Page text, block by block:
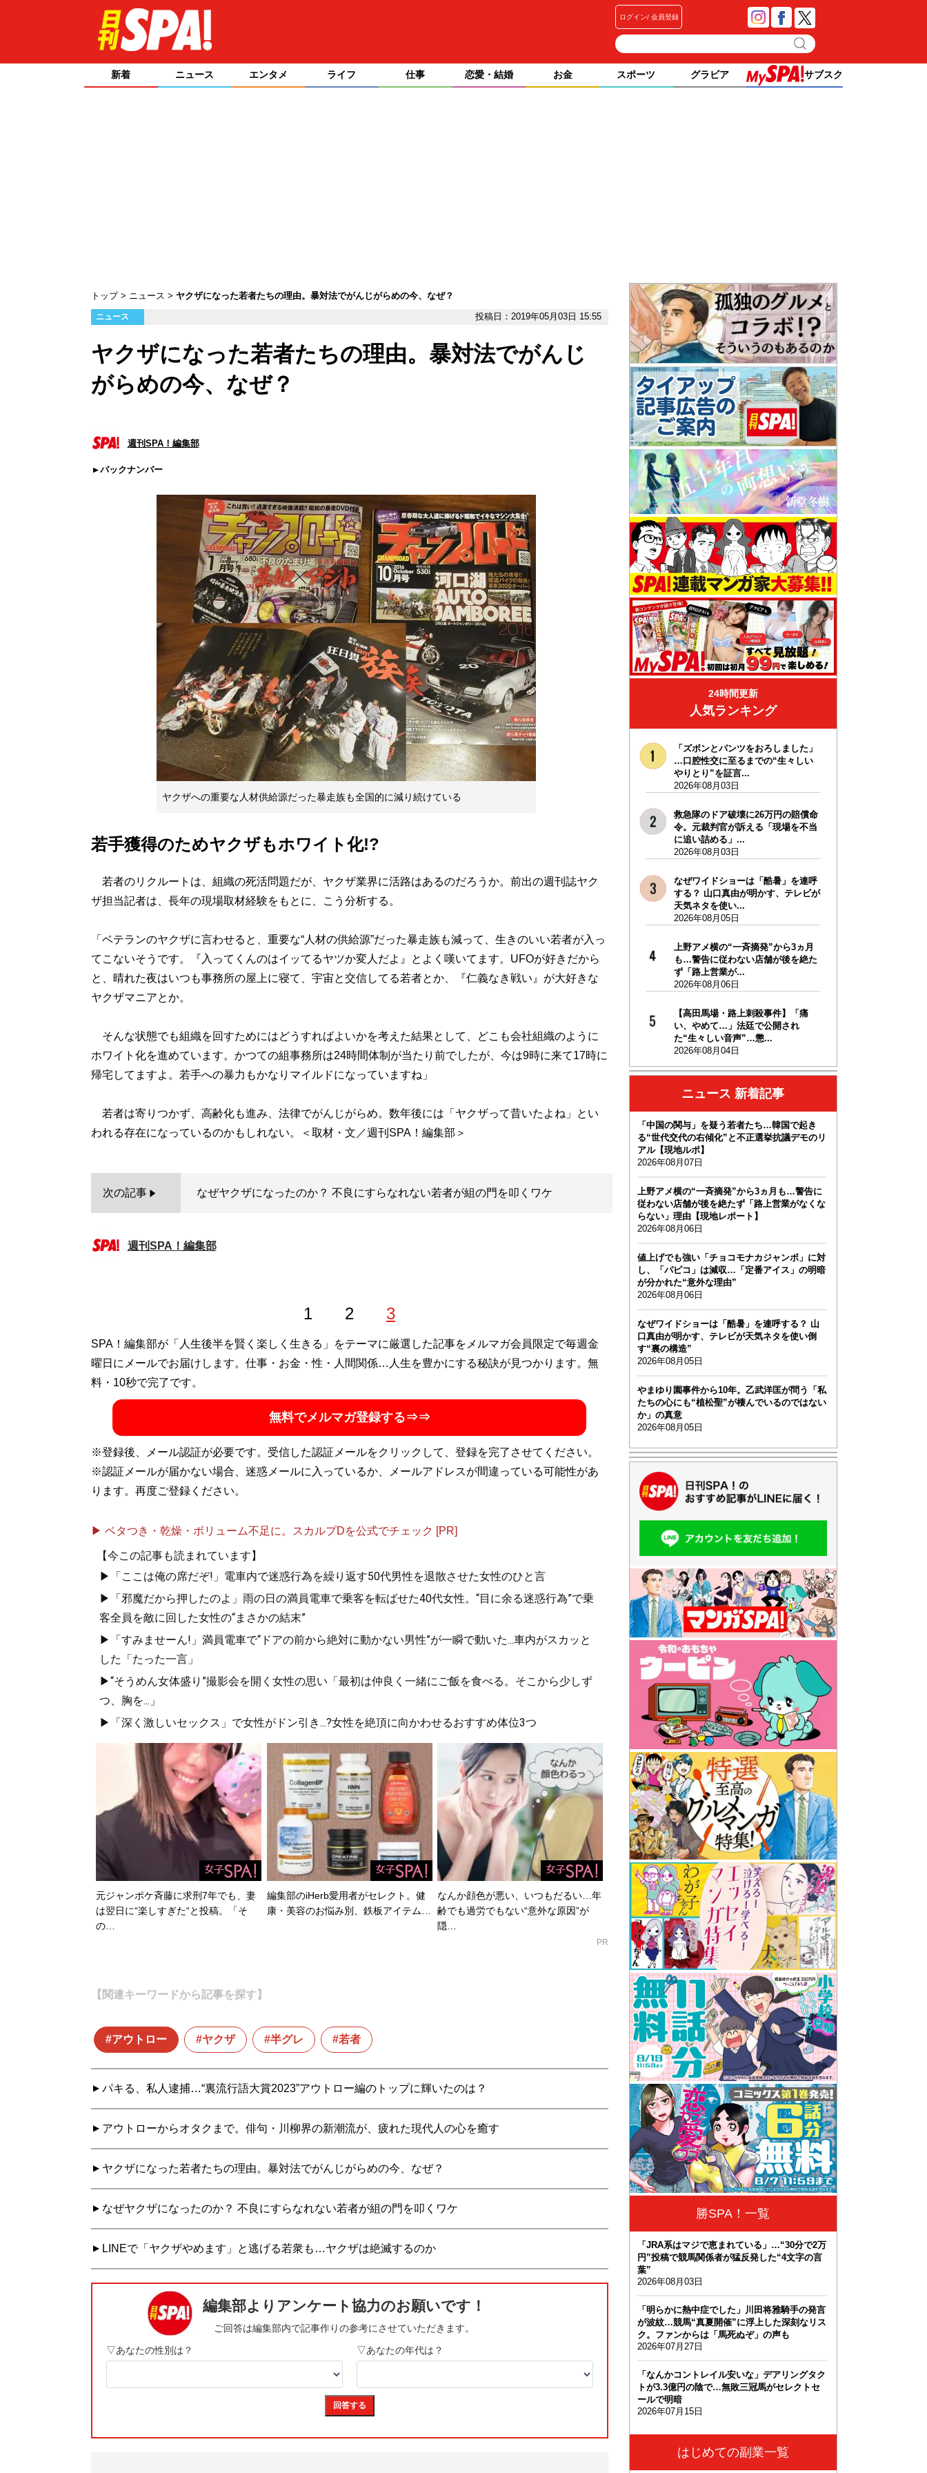
ログイン 会員登録
新着 ニュース エンタメ ライフ 仕事 恋愛・結婚 お金 スポーツ グラビア サブスク
トップ ニュース ヤクザになった若者たちの理由。暴対法でがんじがらめの今、なぜ？
ニュース 投稿日：2019年05月03日 15:55
ヤクザになった若者たちの理由。暴対法でがんじ
がらめの今、なぜ？
週刊SPA！編集部
バックナンバー
ヤクザへの重要な人材供給源だった暴走族も全国的に減り続けている
若手獲得のためヤクザもホワイト化!?
若者のリクルートは、組織の死活問題だが、ヤクザ業界に活路はあるのだろうか。前出の週刊誌ヤク
ザ担当記者は、長年の現場取材経験をもとに、こう分析する。
「ベテランのヤクザに言わせると、重要な“人材の供給源”だった暴走族も減って、生きのいい若者が入っ
てこないそうです。『入ってくんのはイッてるヤツか変人だよ』とよく嘆いてます。UFOが好きだから
と、晴れた夜はいつも事務所の屋上に寝て、宇宙と交信してる若者とか、『仁義なき戦い』が大好きな
ヤクザマニアとか。
そんな状態でも組織を回すためにはどうすればよいかを考えた結果として、どこも会社組織のように
ホワイト化を進めています。かつての組事務所は24時間体制が当たり前でしたが、今は9時に来て17時に
帰宅してますよ。若手への暴力もかなりマイルドになっていますね」
若者は寄りつかず、高齢化も進み、法律でがんじがらめ。数年後には「ヤクザって昔いたよね」とい
次の記事 なぜヤクザになったのか？ 不良にすらなれない若者が組の門を叩くワケ
週刊SPA！編集部
1 2 3
SPA！編集部が「人生後半を賢く楽しく生きる」をテーマに厳選した記事をメルマガ会員限定で毎週金
曜日にメールでお届けします。仕事・お金・性・人間関係…人生を豊かにする秘訣が見つかります。無
料・10秒で完了です。
無料でメルマガ登録する⇒⇒
※登録後、メール認証が必要です。受信した認証メールをクリックして、登録を完了させてください。
※認証メールが届かない場合、迷惑メールに入っているか、メールアドレスが間違っている可能性があ
ります。再度ご登録ください。
▶ ベタつき・乾燥・ボリューム不足に。スカルプDを公式でチェック [PR]
【今この記事も読まれています】
▶「ここは俺の席だぞ!」電車内で迷惑行為を繰り返す50代男性を退散させた女性のひと言
▶「邪魔だから押したのよ」雨の日の満員電車で乗客を転ばせた40代女性。“目に余る迷惑行為”で乗
客全員を敵に回した女性の“まさかの結末”
▶「すみませーん!」満員電車で“ドアの前から絶対に動かない男性”が一瞬で動いた...車内がスカッと
した「たった一言」
▶“そうめん女体盛り”撮影会を開く女性の思い「最初は仲良く一緒にご飯を食べる。そこから少しず
つ、胸を...」
▶「深く激しいセックス」で女性がドン引き...?女性を絶頂に向かわせるおすすめ体位3つ
元ジャンポケ斉藤に求刑7年でも、妻
は翌日に“楽しすぎた“と投稿。「そ
の…
編集部のiHerb愛用者がセレクト。健
康・美容のお悩み別、鉄板アイテム…
なんか顔色が悪い、いつもだるい…年
齢でも過労でもない“意外な原因”が
隠…
PR
【関連キーワードから記事を探す】
アウトロー ヤクザ 半グレ 若者
パキる、私人逮捕…“裏流行語大賞2023”アウトロー編のトップに輝いたのは？
アウトローからオタクまで。俳句・川柳界の新潮流が、疲れた現代人の心を癒す
ヤクザになった若者たちの理由。暴対法でがんじがらめの今、なぜ？
なぜヤクザになったのか？ 不良にすらなれない若者が組の門を叩くワケ
LINEで「ヤクザやめます」と逃げる若衆も…ヤクザは絶滅するのか
24時間更新
人気ランキング
「ズボンとパンツをおろしました」
…口腔性交に至るまでの“生々しい
やりとり”を証言...
2026年08月03日
救急隊のドア破壊に26万円の賠償命
令。元裁判官が訴える「現場を不当
に追い詰める」...
2026年08月03日
なぜワイドショーは「酷暑」を連呼
する？ 山口真由が明かす、テレビが
天気ネタを使い...
2026年08月05日
上野アメ横の“一斉摘発”から3ヵ月
も…警告に従わない店舗が後を絶た
ず「路上営業が...
2026年08月06日
【高田馬場・路上刺殺事件】「痛
い、やめて…」法廷で公開され
た“生々しい音声”…懲...
2026年08月04日
ニュース 新着記事
「中国の関与」を疑う若者たち…韓国で起き
る“世代交代の右傾化”と不正選挙抗議デモのリ
アル【現地ルポ】
2026年08月07日
上野アメ横の“一斉摘発”から3ヵ月も…警告に
従わない店舗が後を絶たず「路上営業がなくな
らない」理由【現地レポート】
2026年08月06日
値上げでも強い「チョコモナカジャンボ」に対
し、「パピコ」は減収…「定番アイス」の明暗
が分かれた“意外な理由”
2026年08月06日
なぜワイドショーは「酷暑」を連呼する？ 山
口真由が明かす、テレビが天気ネタを使い倒
す“裏の構造”
2026年08月05日
やまゆり園事件から10年。乙武洋匡が問う「私
たちの心にも“植松聖”が棲んでいるのではない
か」の真意
2026年08月05日
勝SPA！一覧
「JRA系はマジで恵まれている」…“30分で2万
円”投稿で競馬関係者が猛反発した“4文字の言
葉”
2026年08月03日
「明らかに熱中症でした」川田将雅騎手の発言
が波紋…競馬“真夏開催”に浮上した深刻なリス
ク。ファンからは「馬死ぬぞ」の声も
2026年07月27日
「なんかコントレイル安いな」デアリングタク
トが3.3億円の陰で…無敗三冠馬がセレクトセ
ールで明暗
2026年07月15日
はじめての副業一覧